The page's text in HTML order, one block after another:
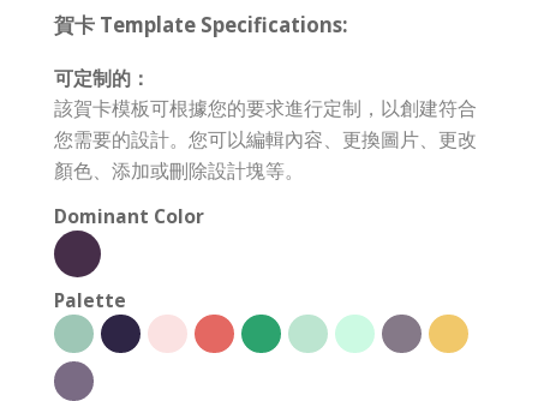
賀卡 Template Specifications:
可定制的：
該賀卡模板可根據您的要求進行定制，以創建符合
您需要的設計。您可以編輯內容、更換圖片、更改
顏色、添加或刪除設計塊等。
Dominant Color
Palette